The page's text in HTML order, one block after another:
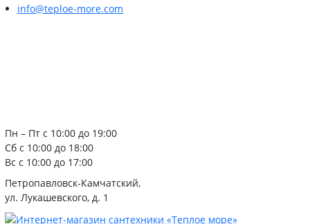
info@teploe-more.com
Пн – Пт с 10:00 до 19:00
Сб с 10:00 до 18:00
Вс с 10:00 до 17:00
Петропавловск-Камчатский,
ул. Лукашевского, д. 1